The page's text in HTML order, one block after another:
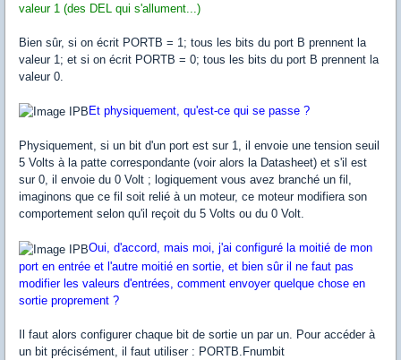
valeur 1 (des DEL qui s'allument...)
Bien sûr, si on écrit PORTB = 1; tous les bits du port B prennent la
valeur 1; et si on écrit PORTB = 0; tous les bits du port B prennent la
valeur 0.
Et physiquement, qu'est-ce qui se passe ?
Physiquement, si un bit d'un port est sur 1, il envoie une tension seuil
5 Volts à la patte correspondante (voir alors la Datasheet) et s'il est
sur 0, il envoie du 0 Volt ; logiquement vous avez branché un fil,
imaginons que ce fil soit relié à un moteur, ce moteur modifiera son
comportement selon qu'il reçoit du 5 Volts ou du 0 Volt.
Oui, d'accord, mais moi, j'ai configuré la moitié de mon
port en entrée et l'autre moitié en sortie, et bien sûr il ne faut pas
modifier les valeurs d'entrées, comment envoyer quelque chose en
sortie proprement ?
Il faut alors configurer chaque bit de sortie un par un. Pour accéder à
un bit précisément, il faut utiliser : PORTB.Fnumbit